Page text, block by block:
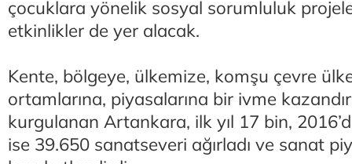
çocuklara yönelik sosyal sorumluluk
etkinlikler de yer alacak.
Kente, bölgeye, ülkemize, komşu çevre
ortamlarına, piyasalarına bir ivme
kurgulanan Artankara, ilk yıl 17 bin,
ise 39.650 sanatseveri ağırladı ve sanat